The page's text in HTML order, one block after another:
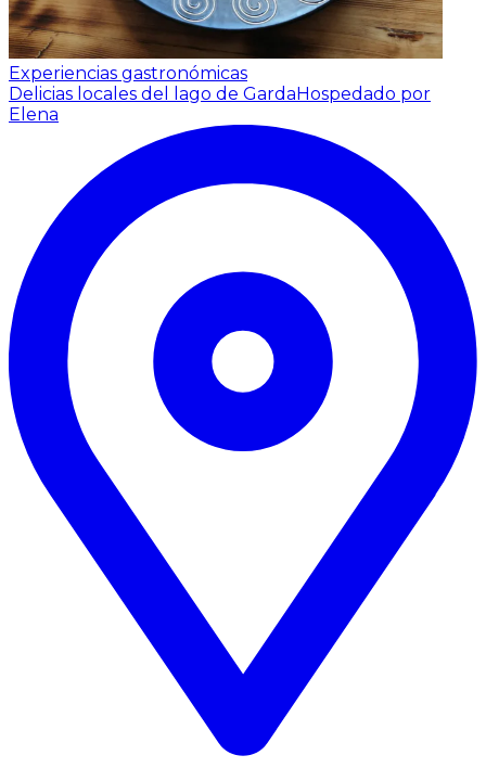
Experiencias gastronómicas
Delicias locales del lago de Garda Hospedado por
Elena